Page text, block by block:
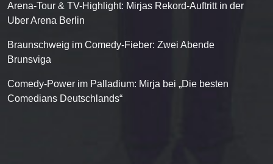
Arena-Tour & TV-Highlight: Mirjas Rekord-Auftritt in der
Uber Arena Berlin
Braunschweig im Comedy-Fieber: Zwei Abende
Brunsviga
Comedy-Power im Palladium: Mirja bei „Die besten
Comedians Deutschlands“